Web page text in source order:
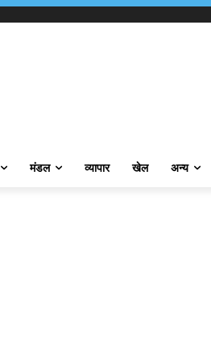
मंडल व्यापार खेल अन्य